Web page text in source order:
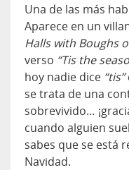
Una de las más
Aparece en un
Halls with Boughs
verso “Tis the
hoy nadie dice “tis”
se trata de una
sobrevivido…
cuando alguien
sabes que se está
Navidad.